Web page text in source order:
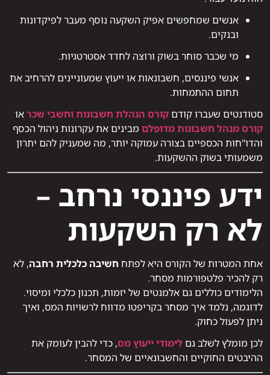
אנשים שמחפשים אפיק השקעה נוסף מעבר לפיקדונות
ובנקים.
מי שכבר סוחר בשוק ורוצה לחדד אסטרטגיות.
אנשי פיננסים, חשבונאות או ייעוץ שמעוניינים להרחיב את
תחום ההתמחות.
סטודנטים שעברו קודםקורס הנהלת חשבונות וחשבי שכראו
קורס מנהל חשבונות מדופלם מבינים את עקרונות ניהול הכסף
והדו"חות הכספיים בצורה עמוקה יותר, מה שמעניק להם יתרון
משמעותי בשוק ההשקעות.
ידע פיננסי נרחב –
לא רק השקעות
אחת המטרות של הקורס היא לפתח חשיבה כלכלית רחבה, לא
רק להכיר פלטפורמות מסחר.
הלימודים כוללים גם אלמנטים של יזמות, תכנון כלכלי ומיסוי.
לדוגמה, נלמד איך מסחר בקריפטו מדווח לרשויות המס, ואיך
ניתן לפעול כחוק.
לכן מומלץ לשלב גםלימודי ייעוץ מס, כדי להבין לעומק את
ההיבטים החוקיים והחשבונאיים של המסחר.